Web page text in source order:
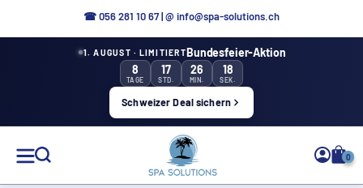
☎ 056 281 10 67|@ info@spa-solutions.ch
1. AUGUST · LIMITIERTBundesfeier-Aktion
8
TAGE
17
STD.
26
MIN.
16
SEK.
Schweizer Deal sichern
Solutions
de
0